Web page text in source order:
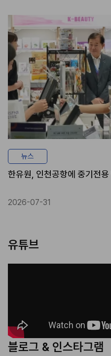
뉴스
한유원, 인천공항에 중기전
2026-07-31
유튜브
블로그 & 인스타그램